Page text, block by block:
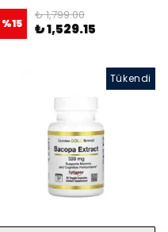
%15
₺ 1,799.00
₺ 1,529.15
Tükendi